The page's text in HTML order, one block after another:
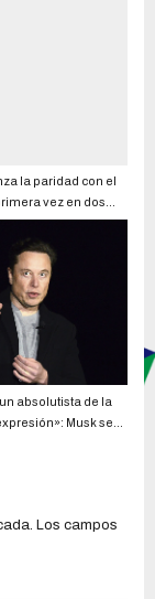
la paridad con el
vez en dos
absolutista de la
Musk se
Los campos